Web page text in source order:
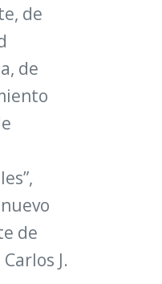
de
de
de
J.